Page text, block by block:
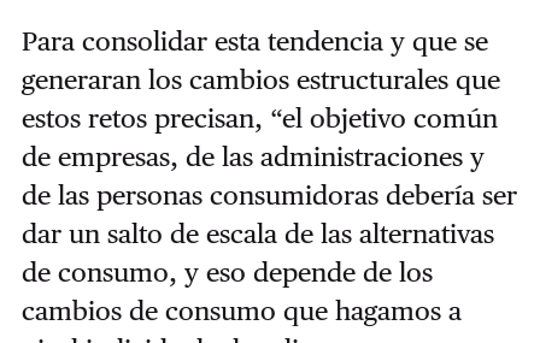
Para consolidar esta tendencia y que se
generaran los cambios estructurales que
estos retos precisan, “el objetivo común
de empresas, de las administraciones y
de las personas consumidoras debería ser
dar un salto de escala de las alternativas
de consumo, y eso depende de los
cambios de consumo que hagamos a